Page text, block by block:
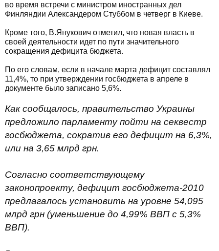
во время встречи с министром иностранных дел
Финляндии Александером Стуббом в четверг в Киеве.
Кроме того, В.Янукович отметил, что новая власть в
своей деятельности идет по пути значительного
сокращения дефицита бюджета.
По его словам, если в начале марта дефицит составлял
11,4%, то при утверждении госбюджета в апреле в
документе было записано 5,6%.
Как сообщалось, правительство Украины
предложило парламенту пойти на секвестр
госбюджета, сократив его дефицит на 6,3%,
или на 3,65 млрд грн.
Согласно соответствующему
законопроекту, дефицит госбюджета-2010
предлагалось установить на уровне 54,095
млрд грн (уменьшение до 4,99% ВВП с 5,3%
ВВП).